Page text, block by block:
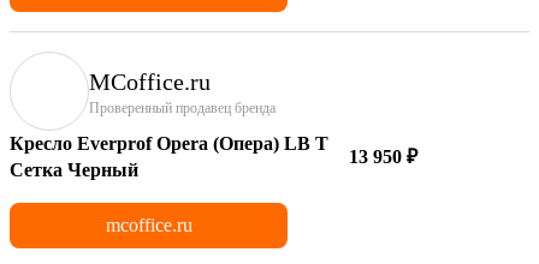
MCoffice.ru
Проверенный продавец бренда
Кресло Everprof Opera (Опера) LB T
Сетка Черный
13 950 ₽
mcoffice.ru